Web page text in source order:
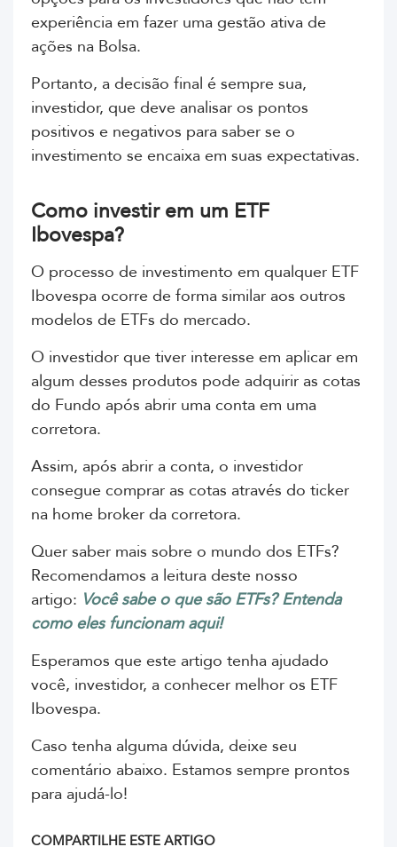
experiência em fazer uma gestão ativa de
ações na Bolsa.
Portanto, a decisão final é sempre sua,
investidor, que deve analisar os pontos
positivos e negativos para saber se o
investimento se encaixa em suas expectativas.
Como investir em um ETF
Ibovespa?
O processo de investimento em qualquer ETF
Ibovespa ocorre de forma similar aos outros
modelos de ETFs do mercado.
O investidor que tiver interesse em aplicar em
algum desses produtos pode adquirir as cotas
do Fundo após abrir uma conta em uma
corretora.
Assim, após abrir a conta, o investidor
consegue comprar as cotas através do ticker
na home broker da corretora.
Quer saber mais sobre o mundo dos ETFs?
Recomendamos a leitura deste nosso
artigo: Você sabe o que são ETFs? Entenda
como eles funcionam aqui!
Esperamos que este artigo tenha ajudado
você, investidor, a conhecer melhor os ETF
Ibovespa.
Caso tenha alguma dúvida, deixe seu
comentário abaixo. Estamos sempre prontos
para ajudá-lo!
COMPARTILHE ESTE ARTIGO